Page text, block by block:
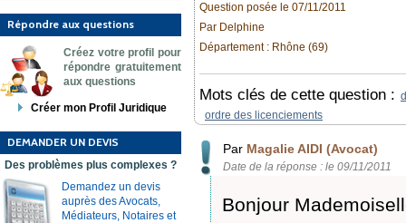
Répondre aux questions
Créez votre profil pour
répondre gratuitement
aux questions
Créer mon Profil Juridique
DEMANDER UN DEVIS
Des problèmes plus complexes ?
Demandez un devis
auprès des Avocats,
Médiateurs, Notaires et
Question posée le 07/11/2011
Par Delphine
Département : Rhône (69)
Mots clés de cette question :
ordre des licenciements
Par Magalie AIDI (Avocat)
Date de la réponse : le 09/11/2011
Bonjour